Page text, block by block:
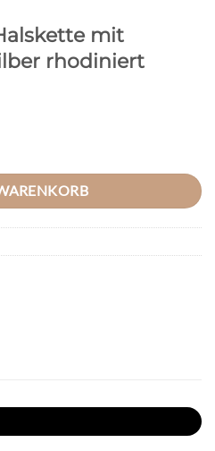
mit
rhodiniert
925/- Silber rhodiniert